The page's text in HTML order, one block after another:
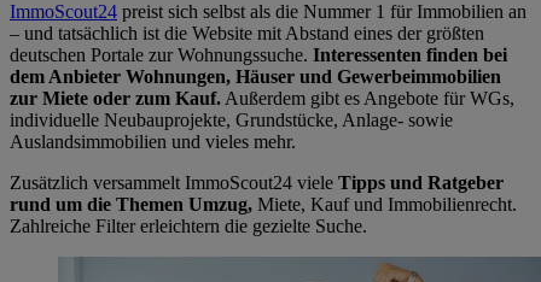
ImmoScout24 preist sich selbst als die Nummer 1 für Immobilien an
– und tatsächlich ist die Website mit Abstand eines der größten
deutschen Portale zur Wohnungssuche. Interessenten finden bei
dem Anbieter Wohnungen, Häuser und Gewerbeimmobilien
zur Miete oder zum Kauf. Außerdem gibt es Angebote für WGs,
individuelle Neubauprojekte, Grundstücke, Anlage- sowie
Auslandsimmobilien und vieles mehr.
Zusätzlich versammelt ImmoScout24 viele Tipps und Ratgeber
rund um die Themen Umzug, Miete, Kauf und Immobilienrecht.
Zahlreiche Filter erleichtern die gezielte Suche.